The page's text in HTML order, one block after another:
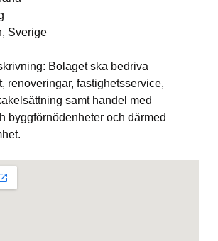
Sverige
Bolaget ska bedriva
renoveringar, fastighetsservice,
samt handel med
byggförnödenheter och därmed